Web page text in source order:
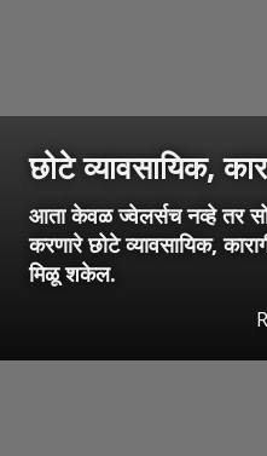
छोटे व्यावसायिक,
आता केवळ ज्वेलर्सच नव्हे तर
करणारे छोटे व्यावसायिक,
मिळू शकेल.